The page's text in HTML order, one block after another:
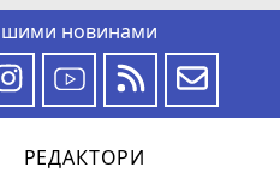
новинами
РЕДАКТОРИ